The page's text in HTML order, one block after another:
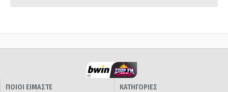
ΠΟΙΟΙ ΕΙΜΑΣΤΕ
ΚΑΤΗΓΟΡΙΕΣ